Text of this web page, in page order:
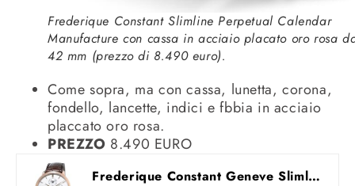
Frederique Constant Slimline Perpetual Calendar
Manufacture con cassa in acciaio placato oro rosa
42 mm (prezzo di 8.490 euro).
Come sopra, ma con cassa, lunetta, corona,
fondello, lancette, indici e fbbia in acciaio
placcato oro rosa.
PREZZO 8.490 EURO
Frederique Constant Geneve Slimline Perpetual Calendar Manufacture FC-775V4S9 Orologio automatico uomo